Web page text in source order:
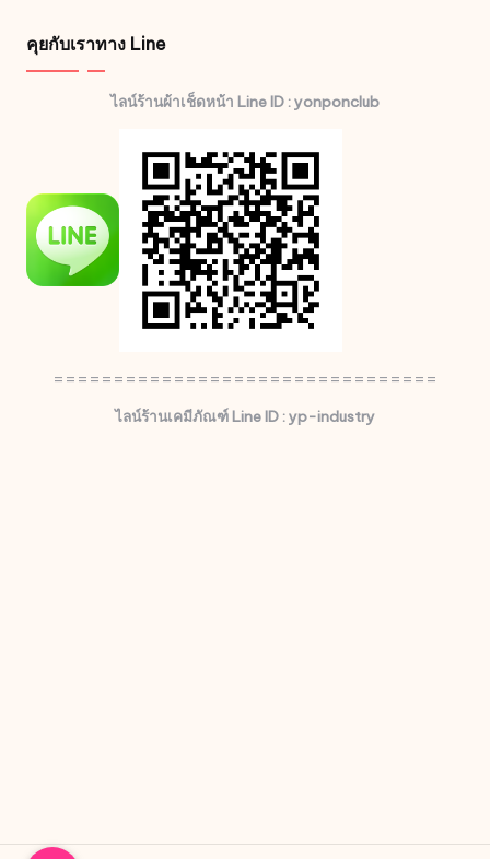
คุยกับเราทาง Line
ไลน์ร้านผ้าเช็ดหน้า Line ID : yonponclub
================================
ไลน์ร้านเคมีภัณฑ์ Line ID : yp-industry